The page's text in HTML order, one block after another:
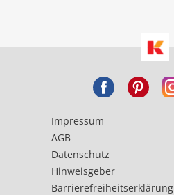
Impressum
AGB
Datenschutz
Hinweisgeber
Barrierefreiheitserklärung